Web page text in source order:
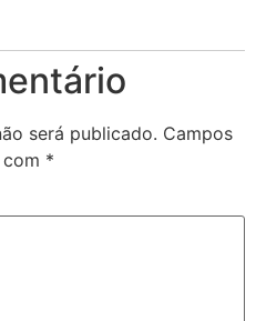
será publicado. Campos
*